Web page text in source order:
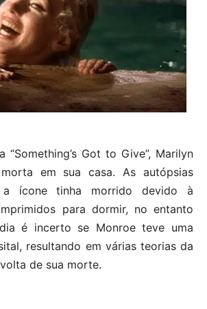
“Something’s Got to Give”, Marilyn
em sua casa. As autópsias
a ícone tinha morrido devido à
para dormir, no entanto
é incerto se Monroe teve uma
resultando em várias teorias da
de sua morte.